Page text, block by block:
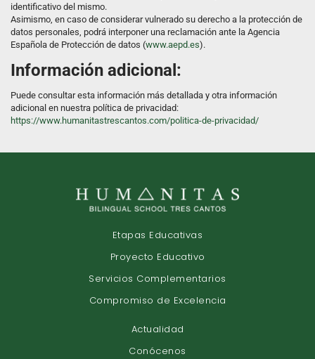
identificativo del mismo.
Asimismo, en caso de considerar vulnerado su derecho a la protección de
datos personales, podrá interponer una reclamación ante la Agencia
Española de Protección de datos (www.aepd.es).
Información adicional:
Puede consultar esta información más detallada y otra información
adicional en nuestra política de privacidad:
https://www.humanitastrescantos.com/politica-de-privacidad/
Etapas Educativas
Proyecto Educativo
Servicios Complementarios
Compromiso de Excelencia
Actualidad
Conócenos